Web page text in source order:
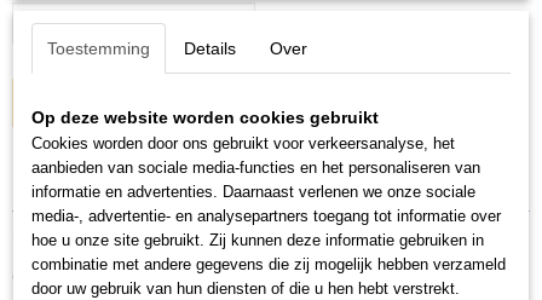
Specificaties
Productcode
7104+118-22
Omschrijving
Complete set Thule dakdragers voor:
Toestemming Details Over
Op deze website worden cookies gebruikt
Cookies worden door ons gebruikt voor verkeersanalyse, het
aanbieden van sociale media-functies en het personaliseren van
informatie en advertenties. Daarnaast verlenen we onze sociale
media-, advertentie- en analysepartners toegang tot informatie over
hoe u onze site gebruikt. Zij kunnen deze informatie gebruiken in
combinatie met andere gegevens die zij mogelijk hebben verzameld
door uw gebruik van hun diensten of die u hen hebt verstrekt.